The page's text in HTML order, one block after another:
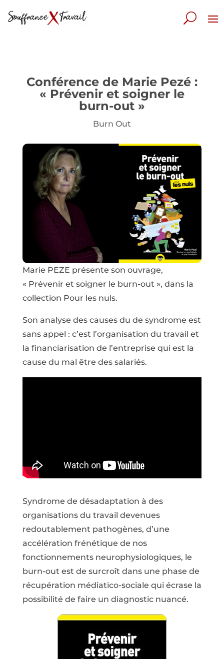
Conférence de Marie Pezé :
« Prévenir et soigner le
burn-out »
Burn Out
Marie PEZE présente son ouvrage,
« Prévenir et soigner le burn-out », dans la
collection Pour les nuls.
Son analyse des causes du de syndrome est
sans appel : c’est l’organisation du travail et
la financiarisation de l’entreprise qui est la
cause du mal être des salariés.
Syndrome de désadaptation à des
organisations du travail devenues
redoutablement pathogènes, d’une
accélération frénétique de nos
fonctionnements neurophysiologiques, le
burn-out est de surcroît dans une phase de
récupération médiatico-sociale qui écrase la
possibilité de faire un diagnostic nuancé.